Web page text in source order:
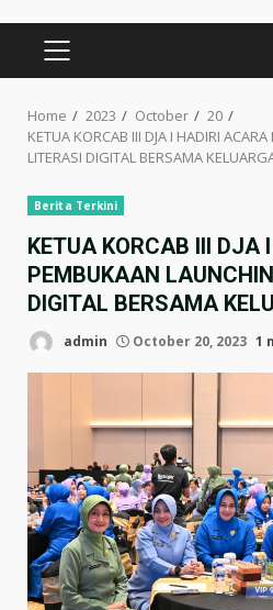
PRIMARY
Home 2023 October
20
KETUA KORCAB III DJA I HADIRI
LITERASI DIGITAL BERSAMA
Berita Terkini
KETUA KORCAB III DJA
PEMBUKAAN
DIGITAL BERSAMA
admin October 20, 2023 1